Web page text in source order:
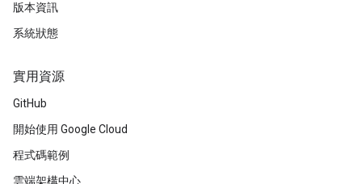
版本資訊
系統狀態
實用資源
GitHub
開始使用 Google Cloud
程式碼範例
雲端架構中心